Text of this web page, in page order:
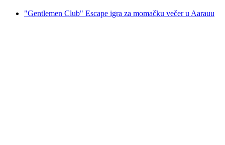
"Gentlemen Club" Escape igra za momačku večer u Aarauu